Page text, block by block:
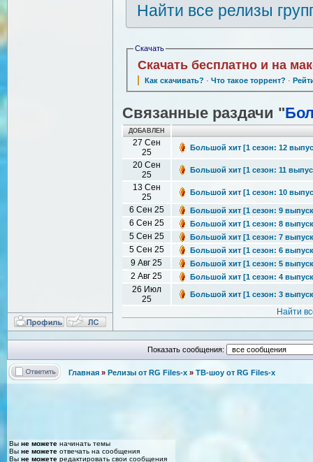
Найти все релизы
Скачать
Скачать бесплатно и на
Как скачивать? · Что такое торрент? ·
Связанные раздачи "
ДОБАВЛЕН
27 Сен
25
Большой хит [1 сезон: 12
20 Сен
25
Большой хит [1 сезон: 11
13 Сен
25
Большой хит [1 сезон: 10
6 Сен 25 Большой хит [1 сезон: 9
6 Сен 25 Большой хит [1 сезон: 8
5 Сен 25 Большой хит [1 сезон: 7
5 Сен 25 Большой хит [1 сезон: 6
9 Авг 25 Большой хит [1 сезон: 5
2 Авг 25 Большой хит [1 сезон: 4
26 Июл
25
Большой хит [1 сезон: 3
Найти
Показать сообщения:
Главная » Релизы от RG Files-x » ТВ-шоу от RG Files-x
Вы не можете начинать темы
Вы не можете отвечать на сообщения
Вы не можете редактировать свои сообщения